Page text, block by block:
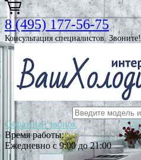
8 (495) 177-56-75
Консультация специалистов. Звоните!
Обратный звонок
Время работы:
Ежедневно с 9:00 до 21:00